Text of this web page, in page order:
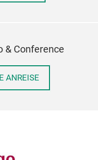
& Conference
ANREISE